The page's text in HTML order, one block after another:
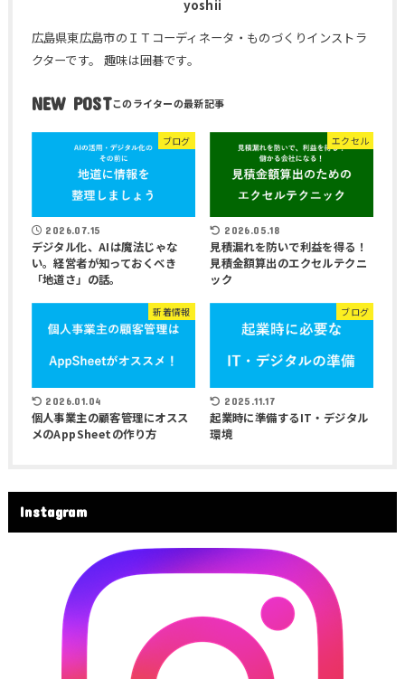
yoshii
広島県東広島市のＩＴコーディネータ・ものづくりインストラ
クターです。 趣味は囲碁です。
NEW POST
ブログ
2026.07.15
デジタル化、AIは魔法じゃな
い。経営者が知っておくべき
「地道さ」の話。
エクセル
2026.05.18
見積漏れを防いで利益を得る！
見積金額算出のエクセルテクニ
ック
新着情報
2026.01.04
個人事業主の顧客管理にオスス
メのAppSheetの作り方
ブログ
2025.11.17
起業時に準備するIT・デジタル
環境
Instagram